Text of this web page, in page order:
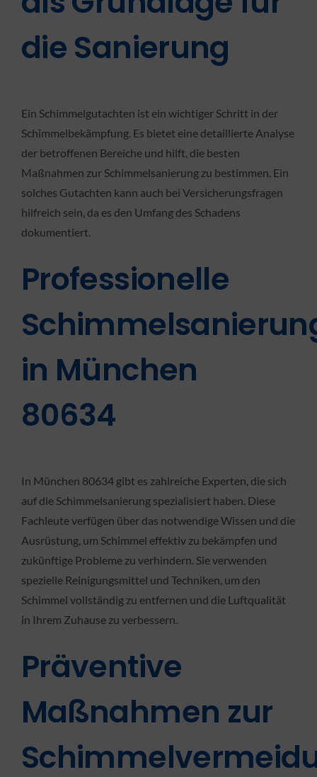
die Sanierung
Ein Schimmelgutachten ist ein wichtiger Schritt in der
Schimmelbekämpfung. Es bietet eine detaillierte Analyse
der betroffenen Bereiche und hilft, die besten
Maßnahmen zur Schimmelsanierung zu bestimmen. Ein
solches Gutachten kann auch bei Versicherungsfragen
hilfreich sein, da es den Umfang des Schadens
dokumentiert.
Professionelle
in München
80634
In München 80634 gibt es zahlreiche Experten, die sich
auf die Schimmelsanierung spezialisiert haben. Diese
Fachleute verfügen über das notwendige Wissen und die
Ausrüstung, um Schimmel effektiv zu bekämpfen und
zukünftige Probleme zu verhindern. Sie verwenden
spezielle Reinigungsmittel und Techniken, um den
Schimmel vollständig zu entfernen und die Luftqualität
in Ihrem Zuhause zu verbessern.
Präventive
Maßnahmen zur